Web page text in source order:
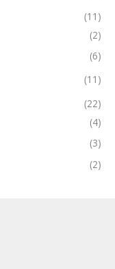
(11)
(2)
(6)
(11)
(22)
(4)
(3)
(2)